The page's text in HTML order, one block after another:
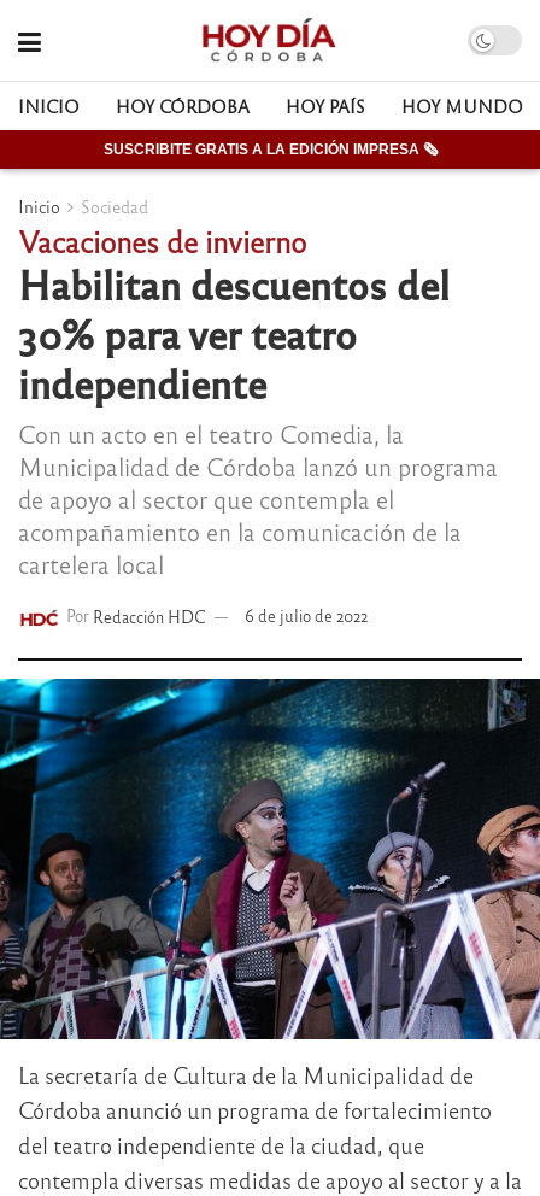
INICIO HOY CÓRDOBA HOY PAÍS HOY MUNDO
SUSCRIBITE GRATIS A LA EDICIÓN IMPRESA 🗞
Inicio Sociedad
Vacaciones de invierno
Habilitan descuentos del
30% para ver teatro
independiente
Con un acto en el teatro Comedia, la
Municipalidad de Córdoba lanzó un programa
de apoyo al sector que contempla el
acompañamiento en la comunicación de la
cartelera local
Por Redacción HDC 6 de julio de 2022
La secretaría de Cultura de la Municipalidad de
Córdoba anunció un programa de fortalecimiento
del teatro independiente de la ciudad, que
contempla diversas medidas de apoyo al sector y a la